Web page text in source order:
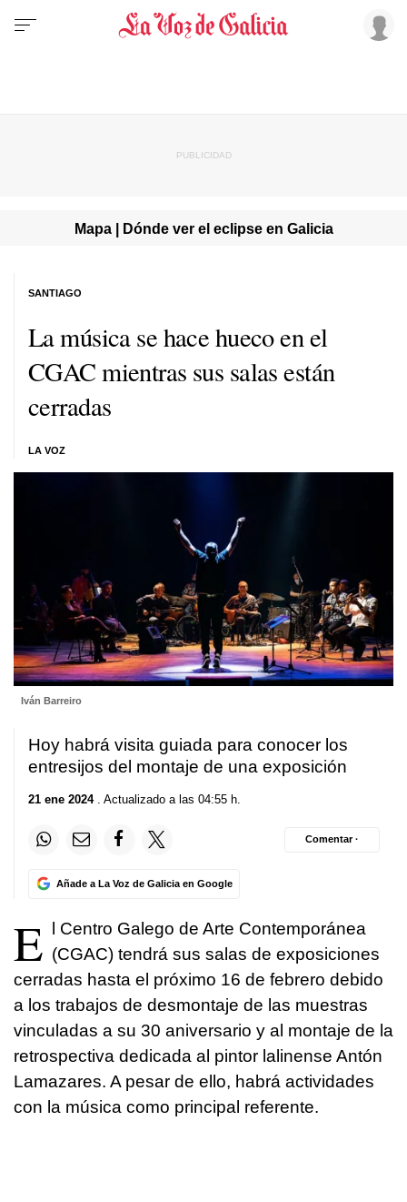
Mapa | Dónde ver el eclipse en Galicia
La música se hace hueco en el
CGAC mientras sus salas están
cerradas
LA VOZ
SANTIAGO
Iván Barreiro
Hoy habrá visita guiada para conocer los
entresijos del montaje de una exposición
21 ene 2024. Actualizado a las 04:55 h.
Añade a La Voz de Galicia en Google
Comentar ·
E l Centro Galego de Arte Contemporánea
(CGAC) tendrá sus salas de exposiciones
cerradas hasta el próximo 16 de febrero debido
a los trabajos de desmontaje de las muestras
vinculadas a su 30 aniversario y al montaje de la
retrospectiva dedicada al pintor lalinense Antón
Lamazares. A pesar de ello, habrá actividades
con la música como principal referente.